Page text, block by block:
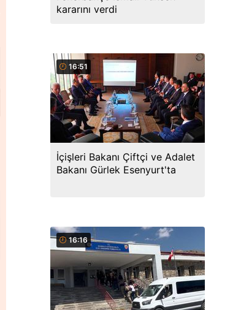
kararını verdi
16:51
İçişleri Bakanı Çiftçi ve Adalet
Bakanı Gürlek Esenyurt'ta
16:16